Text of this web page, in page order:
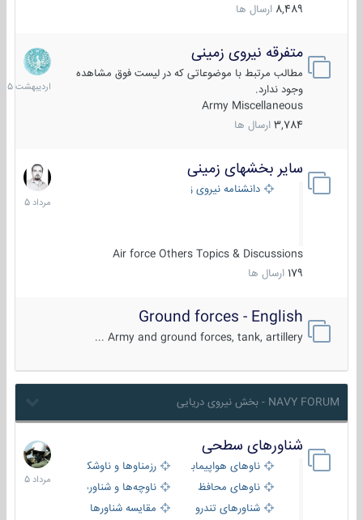
8,489 ارسال ها
متفرقه نیروی زمینی
مطالب مرتبط با موضوعاتی که در لیست فوق مشاهده
وجود ندارد.
Army Miscellaneous
3,784 ارسال ها
27
1405
سایر بخشهای زمینی
دانشنامه نیروی زمینی
Air force Others Topics & Discussions
179 ارسال ها
9
مرداد
1405
Ground forces - English
Army and ground forces, tank, artillery ...
NAVY FORUM - بخش نیروی دریایی
شناورهای سطحی
ناوهای هواپیمابر و بالگرد بررزمناوها و ناوشکن‌ها
ناوهای محافظ
ناوچه‌ها و شناورهای گشتی
شناورهای تندرو
مقایسه شناورها
2
مرداد
1405